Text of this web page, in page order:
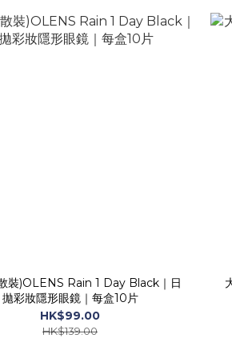
裝)OLENS Rain 1 Day Black｜日
拋彩妝隱形眼鏡｜每盒10片
HK$99.00
HK$139.00